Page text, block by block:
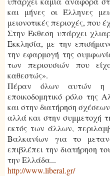
και μήνες οι Έλληνες
μειονοτικές περιοχές, που
Στην Έκθεση υπάρχει
Εκκλησία, με την
την εφαρμογή της
των περιουσιών που
καθεστώς».
Πέραν όλων αυτών η
εποικοδομητικό ρόλο της
και στην διατήρηση
αλλά και στην συμμετοχή
εκτός των άλλων,
Βαλκανίων για το
επιβλέπει την διατήρηση
την Ελλάδα...
http://www.liberal.gr/